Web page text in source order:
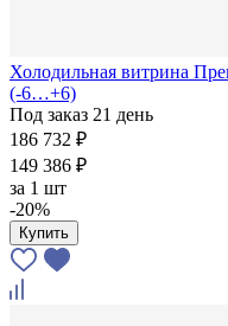
Холодильная витрина
(-6…+6)
Под заказ 21 день
186 732 ₽
149 386 ₽
за 1 шт
-20%
Купить